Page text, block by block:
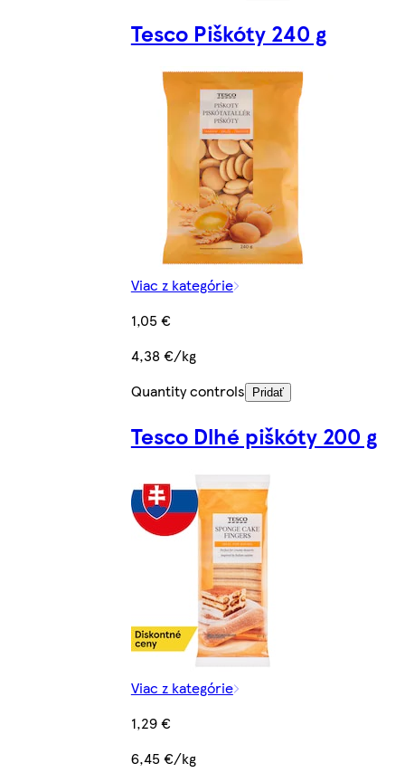
Tesco Piškóty 240 g
Viac z kategórie
1,05 €
4,38 €/kg
Quantity controls
Pridať
Tesco Dlhé piškóty 200 g
Viac z kategórie
1,29 €
6,45 €/kg